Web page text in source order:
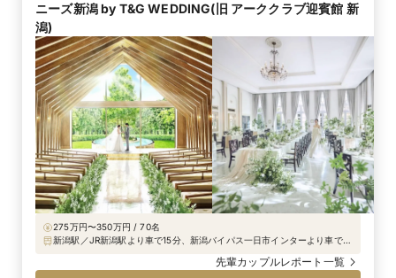
ニーズ新潟 by T&G WEDDING(旧 アーククラブ迎賓館 新
潟)
275万円〜350万円 / 70名
新潟駅／JR新潟駅より車で15分、新潟バイパス一日市インターより車で3
先輩カップルレポート一覧